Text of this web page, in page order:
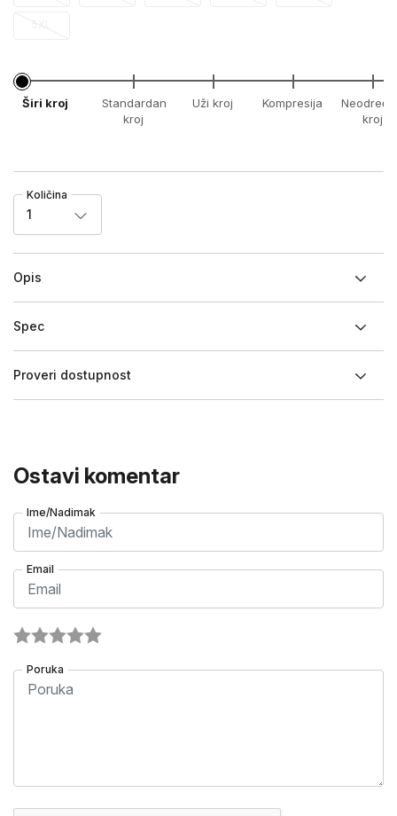
Širi kroj
Standardan
kroj
Uži kroj Kompresija
kroj
Količina
1
Opis
Spec
Proveri dostupnost
Ostavi komentar
Ime/Nadimak
Email
Poruka